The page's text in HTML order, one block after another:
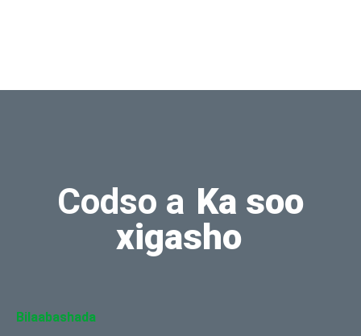
Codso a Ka soo
xigasho
Bilaabashada